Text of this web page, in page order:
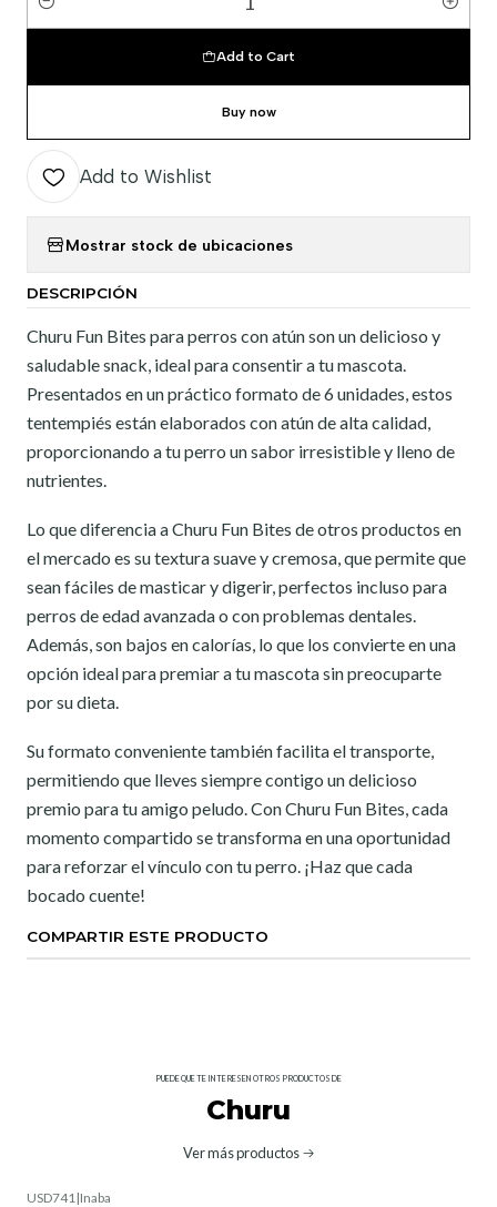
Quantity
Add to Cart
Buy now
Add to Wishlist
Mostrar stock de ubicaciones
DESCRIPCIÓN
Churu Fun Bites para perros con atún son un delicioso y
saludable snack, ideal para consentir a tu mascota.
Presentados en un práctico formato de 6 unidades, estos
tentempiés están elaborados con atún de alta calidad,
proporcionando a tu perro un sabor irresistible y lleno de
nutrientes.
Lo que diferencia a Churu Fun Bites de otros productos en
el mercado es su textura suave y cremosa, que permite que
sean fáciles de masticar y digerir, perfectos incluso para
perros de edad avanzada o con problemas dentales.
Además, son bajos en calorías, lo que los convierte en una
opción ideal para premiar a tu mascota sin preocuparte
por su dieta.
Su formato conveniente también facilita el transporte,
permitiendo que lleves siempre contigo un delicioso
premio para tu amigo peludo. Con Churu Fun Bites, cada
momento compartido se transforma en una oportunidad
para reforzar el vínculo con tu perro. ¡Haz que cada
bocado cuente!
COMPARTIR ESTE PRODUCTO
PUEDE QUE TE INTERESEN OTROS PRODUCTOS DE
Churu
Ver más productos
USD741|Inaba